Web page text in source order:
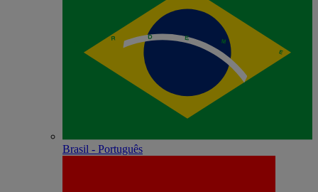
Brasil - Português